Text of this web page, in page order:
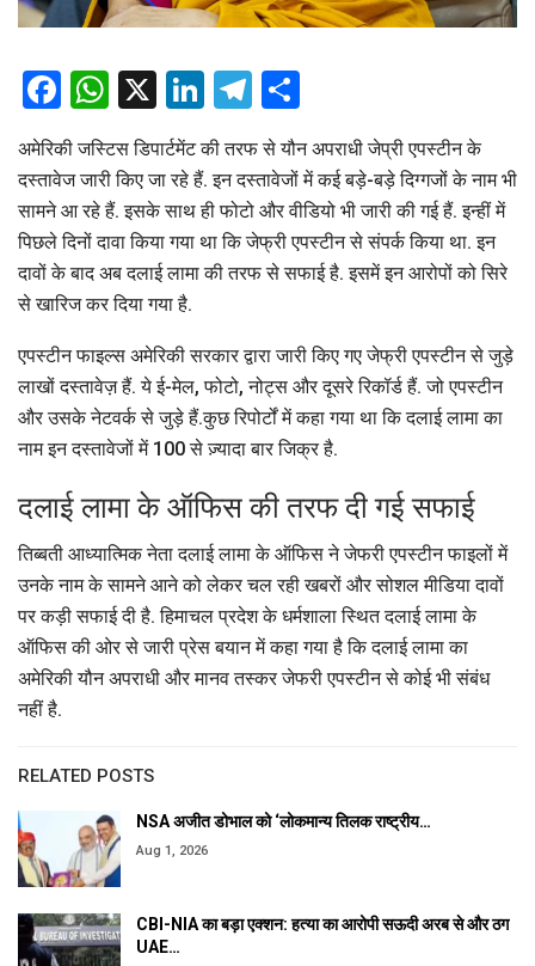
Facebook
WhatsApp
X LinkedIn
Telegram
अमेरिकी जस्टिस डिपार्टमेंट की तरफ से यौन अपराधी जेप्री एपस्टीन के
दस्तावेज जारी किए जा रहे हैं. इन दस्तावेजों में कई बड़े-बड़े दिग्गजों के नाम भी
सामने आ रहे हैं. इसके साथ ही फोटो और वीडियो भी जारी की गई हैं. इन्हीं में
पिछले दिनों दावा किया गया था कि जेफ्री एपस्टीन से संपर्क किया था. इन
दावों के बाद अब दलाई लामा की तरफ से सफाई है. इसमें इन आरोपों को सिरे
से खारिज कर दिया गया है.
एपस्टीन फाइल्स अमेरिकी सरकार द्वारा जारी किए गए जेफ्री एपस्टीन से जुड़े
लाखों दस्तावेज़ हैं. ये ई-मेल, फोटो, नोट्स और दूसरे रिकॉर्ड हैं. जो एपस्टीन
और उसके नेटवर्क से जुड़े हैं.कुछ रिपोर्टों में कहा गया था कि दलाई लामा का
नाम इन दस्तावेजों में 100 से ज़्यादा बार जिक्र है.
दलाई लामा के ऑफिस की तरफ दी गई सफाई
तिब्बती आध्यात्मिक नेता दलाई लामा के ऑफिस ने जेफरी एपस्टीन फाइलों में
उनके नाम के सामने आने को लेकर चल रही खबरों और सोशल मीडिया दावों
पर कड़ी सफाई दी है. हिमाचल प्रदेश के धर्मशाला स्थित दलाई लामा के
ऑफिस की ओर से जारी प्रेस बयान में कहा गया है कि दलाई लामा का
अमेरिकी यौन अपराधी और मानव तस्कर जेफरी एपस्टीन से कोई भी संबंध
नहीं है.
RELATED POSTS
NSA अजीत डोभाल को ‘लोकमान्य तिलक राष्ट्रीय…
Aug 1, 2026
CBI-NIA का बड़ा एक्शन: हत्या का आरोपी सऊदी अरब से और ठग
UAE…